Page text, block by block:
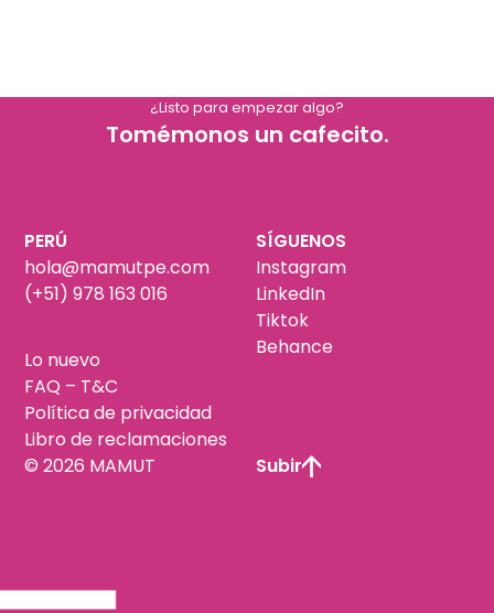
¿Listo para empezar algo?
Tomémonos un cafecito.
PERÚ
hola@mamutpe.com
(+51) 978 163 016
Lo nuevo
FAQ – T&C
Política de privacidad
Libro de reclamaciones
© 2026 MAMUT
SÍGUENOS
Instagram
LinkedIn
Tiktok
Behance
Subir